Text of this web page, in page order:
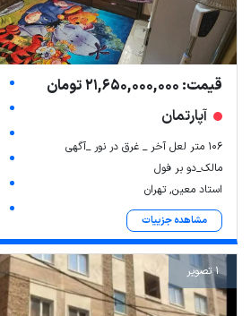
قیمت: 21,650,000,000 تومان
آپارتمان
106 متر لعل آخر _ غرق در نور _آگهی
مالک_دو بر فول
استاد معین, تهران
مشاهده جزییات
1 تصویر